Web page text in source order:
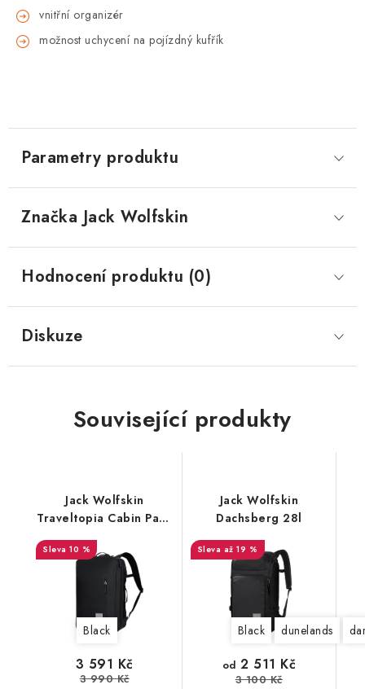
vnitřní organizér
možnost uchycení na pojízdný kufřík
Parametry produktu
Značka Jack Wolfskin
Hodnocení produktu (0)
Diskuze
Související produkty
Jack Wolfskin
Traveltopia Cabin Pack
30l
10 %
Black
3 591 Kč
3 990 Kč
Jack Wolfskin
Dachsberg 28l
až 19 %
Black dunelands
od 2 511 Kč
3 100 Kč